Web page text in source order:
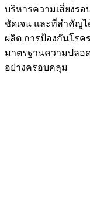
บริหารความเสี่ยงร
ชัดเจน และที่สำคัญ
ผลิต การป้องกันโร
มาตรฐานความปลอ
อย่างครอบคลุม